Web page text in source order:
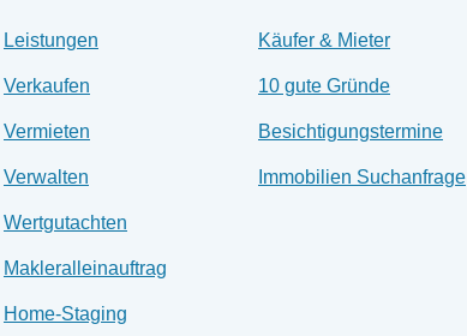
Leistungen
Verkaufen
Vermieten
Verwalten
Wertgutachten
Makleralleinauftrag
Home-Staging
Käufer & Mieter
10 gute Gründe
Besichtigungstermine
Immobilien Suchanfrage